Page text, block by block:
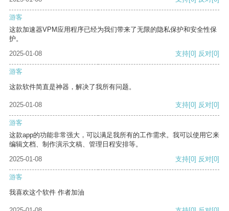
游客
这款加速器VPM应用程序已经为我们带来了无限的隐私保护和安全性保
护。
2025-01-08
支持[0] 反对[0]
游客
这款软件简直是神器，解决了我所有问题。
2025-01-08 支持[0] 反对[0]
游客
这款app的功能非常强大，可以满足我所有的工作需求。我可以使用它来
编辑文档、制作演示文稿、管理日程安排等。
2025-01-08
支持[0] 反对[0]
游客
我喜欢这个软件 作者加油